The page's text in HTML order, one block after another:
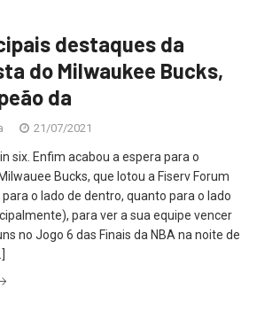
destaques da
do Milwaukee Bucks,
da
21/07/2021
six. Enfim acabou a espera para o
Bucks, que lotou a Fiserv Forum
o lado de dentro, quanto para o lado
para ver a sua equipe vencer
no Jogo 6 das Finais da NBA na noite de